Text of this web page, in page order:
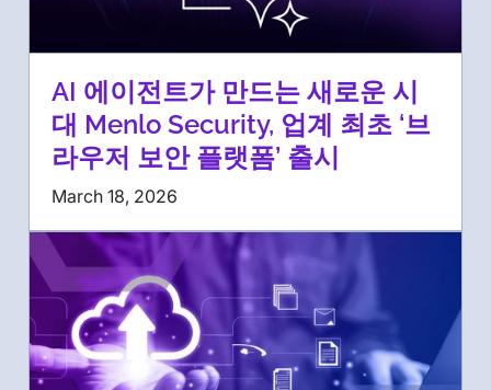
AI 에이전트가 만드는 새로운 시
대 Menlo Security, 업계 최초 ‘브
라우저 보안 플랫폼’ 출시
March 18, 2026